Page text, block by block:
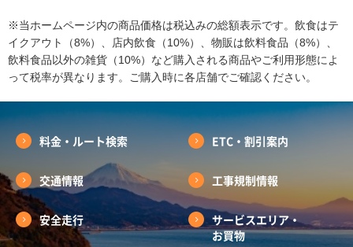
※当ホームページ内の商品価格は税込みの総額表示です。飲食はテ
イクアウト（8%）、店内飲食（10%）、物販は飲料食品（8%）、
飲料食品以外の雑貨（10%）など購入される商品やご利用形態によ
って税率が異なります。ご購入時に各店舗でご確認ください。
料金・ルート検索 ETC・割引案内
交通情報 工事規制情報
安全走行
サービスエリア・
お買物